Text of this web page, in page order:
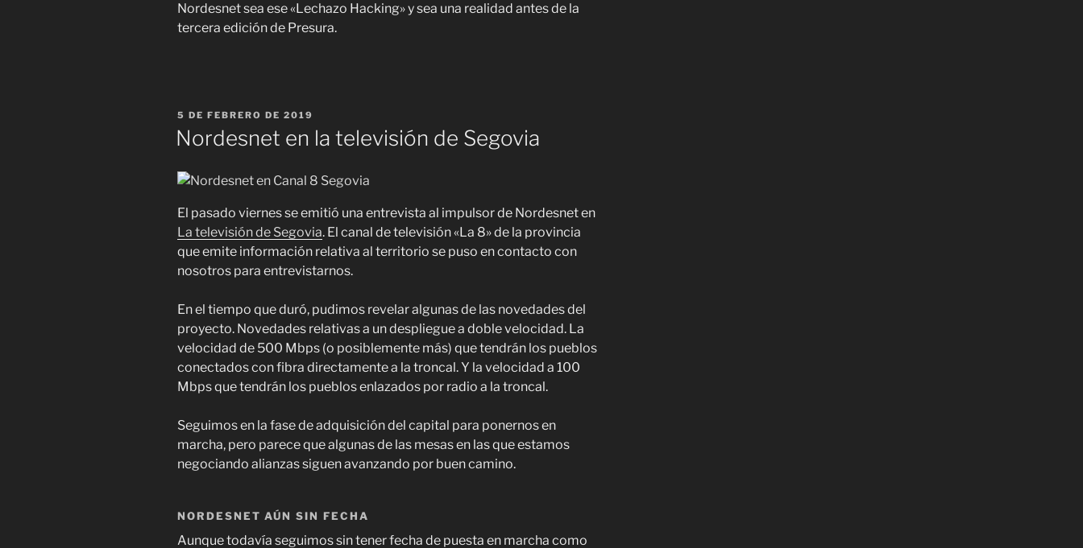
Nordesnet sea ese «Lechazo Hacking» y sea una realidad antes de la
tercera edición de Presura.
PUBLICADO
EL
5 DE FEBRERO DE 2019
Nordesnet en la televisión de Segovia
El pasado viernes se emitió una entrevista al impulsor de Nordesnet en
La televisión de Segovia. El canal de televisión «La 8» de la provincia
que emite información relativa al territorio se puso en contacto con
nosotros para entrevistarnos.
En el tiempo que duró, pudimos revelar algunas de las novedades del
proyecto. Novedades relativas a un despliegue a doble velocidad. La
velocidad de 500 Mbps (o posiblemente más) que tendrán los pueblos
conectados con fibra directamente a la troncal. Y la velocidad a 100
Mbps que tendrán los pueblos enlazados por radio a la troncal.
Seguimos en la fase de adquisición del capital para ponernos en
marcha, pero parece que algunas de las mesas en las que estamos
negociando alianzas siguen avanzando por buen camino.
NORDESNET AÚN SIN FECHA
Aunque todavía seguimos sin tener fecha de puesta en marcha como